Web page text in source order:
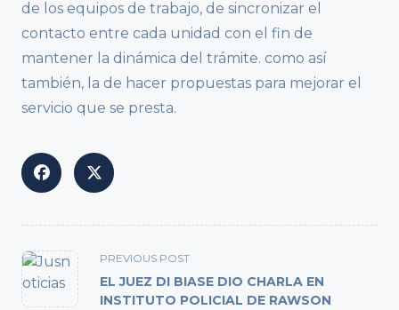
de los equipos de trabajo, de sincronizar el
contacto entre cada unidad con el fin de
mantener la dinámica del trámite. como así
también, la de hacer propuestas para mejorar el
servicio que se presta.
<span
class="nav-
subtitle
PREVIOUS POST
EL JUEZ DI BIASE DIO CHARLA EN
INSTITUTO POLICIAL DE RAWSON